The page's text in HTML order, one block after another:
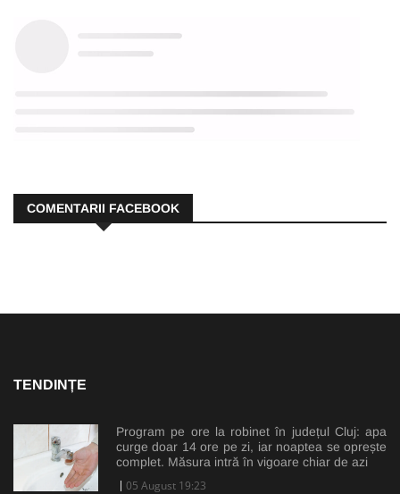
COMENTARII FACEBOOK
TENDINȚE
Program pe ore la robinet în județul Cluj: apa
curge doar 14 ore pe zi, iar noaptea se oprește
complet. Măsura intră în vigoare chiar de azi
05 August 19:23